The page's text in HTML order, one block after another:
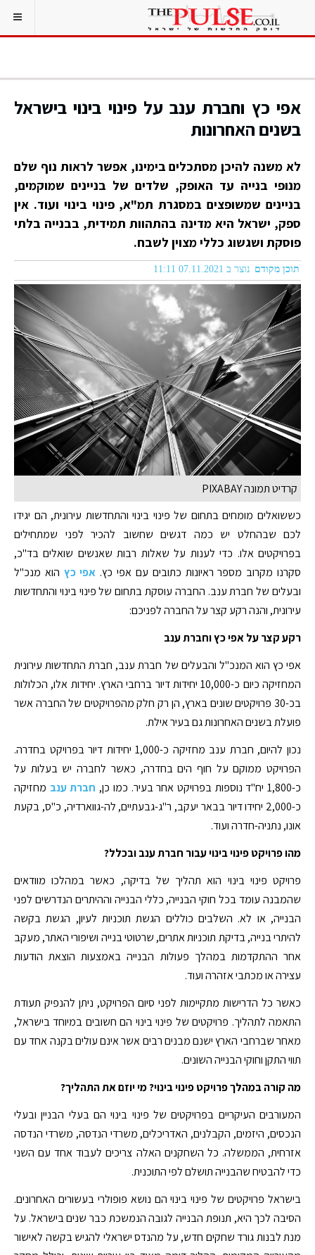
אפי כץ וחברת ענב על פינוי בינוי בישראל
בשנים האחרונות
לא משנה להיכן מסתכלים בימינו, אפשר לראות נוף שלם
מנופי בנייה עד האופק, שלדים של בניינים שמוקמים,
בניינים שמשופצים במסגרת תמ"א, פינוי בינוי ועוד. אין
ספק, ישראל היא מדינה בהתהוות תמידית, בבנייה בלתי
פוסקת ושגשוג כללי מצוין לשבח.
תוכן מקודם נוצר ב 07.11.2021 11:11
קרדיט תמונה PIXABAY
כששואלים מומחים בתחום של פינוי בינוי והתחדשות עירונית, הם יגידו
לכם שבהחלט יש כמה דגשים שחשוב להכיר לפני שמתחילים
בפרויקטים אלו. כדי לענות על שאלות רבות שאנשים שואלים בד"כ,
סקרנו מקרוב מספר ראיונות כתובים עם אפי כץ. אפי כץ הוא מנכ"ל
ובעלים של חברת ענב. החברה עוסקת בתחום של פינוי בינוי והתחדשות
עירונית, והנה רקע קצר על החברה לפניכם:
רקע קצר על אפי כץ וחברת ענב
אפי כץ הוא המנכ"ל והבעלים של חברת ענב, חברת התחדשות עירונית
המחזיקה כיום כ-10,000 יחידות דיור ברחבי הארץ. יחידות אלו, הכלולות
בכ-30 פרויקטים שונים בארץ, הן רק חלק מהפרויקטים של החברה אשר
פועלת בשנים האחרונות גם בעיר אילת.
נכון להיום, חברת ענב מחזיקה כ-1,000 יחידות דיור בפרויקט בחדרה.
הפרויקט ממוקם על חוף הים בחדרה, כאשר לחברה יש בעלות על
כ-1,800 יח"ד נוספות בפרויקט אחר בעיר. כמו כן,
חברת ענב מחזיקה
כ-2,000 יחידו דיור בבאר יעקב, ר"ג-גבעתיים, לה-גווארדיה, כ"ס, בקעת
אונו, נתניה-חדרה ועוד.
מהו פרויקט פינוי בינוי עבור חברת ענב ובכלל?
פרויקט פינוי בינוי הוא תהליך של בדיקה, כאשר במהלכו מוודאים
שהמבנה עומד בכל חוקי הבנייה, כללי הבנייה וההיתרים הנדרשים לפני
הבנייה, או לא. השלבים כוללים הגשת תוכניות לעיון, הגשת בקשה
להיתרי בנייה, בדיקת תוכניות אתרים, שרטוטי בנייה ושיפורי האתר, מעקב
אחר ההתקדמות במהלך פעולות הבנייה באמצעות הוצאת הודעות
עצירה או מכתבי אזהרה ועוד.
כאשר כל הדרישות מתקיימות לפני סיום הפרויקט, ניתן להנפיק תעודת
התאמה לתהליך. פרויקטים של פינוי בינוי הם חשובים במיוחד בישראל,
מאחר שברחבי הארץ ישנם מבנים רבים אשר אינם עולים בקנה אחד עם
תווי התקן וחוקי הבנייה השונים.
מה קורה במהלך פרויקט פינוי בינוי? מי יוזם את התהליך?
המעורבים העיקריים בפרויקטים של פינוי בינוי הם בעלי הבניין ובעלי
הנכסים, היזמים, הקבלנים, האדריכלים, משרדי הנדסה, משרדי הנדסה
אזרחית, הממשלה. כל השחקנים האלה צריכים לעבוד אחד עם השני
כדי להבטיח שהבנייה תושלם לפי התוכנית.
בישראל פרויקטים של פינוי בינוי הם נושא פופולרי בעשורים האחרונים.
הסיבה לכך היא, תנופת הבנייה לגובה הנמשכת כבר שנים בישראל. על
מנת לבנות גורד שחקים חדש, על מהנדס ישראלי להגיש בקשה לאישור